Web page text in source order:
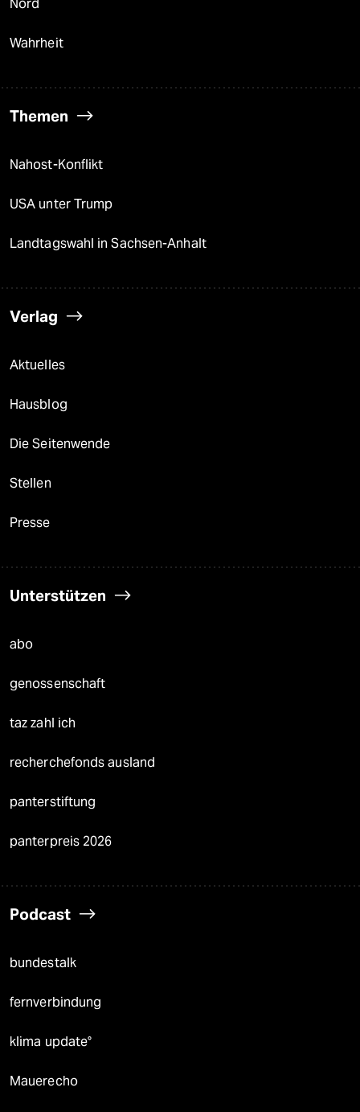
Nord
Wahrheit
Themen
Nahost-Konflikt
USA unter Trump
Landtagswahl in Sachsen-Anhalt
Verlag
Aktuelles
Hausblog
Die Seitenwende
Stellen
Presse
Unterstützen
abo
genossenschaft
taz zahl ich
recherchefonds ausland
panterstiftung
panterpreis 2026
Podcast
bundestalk
fernverbindung
klima update°
Mauerecho